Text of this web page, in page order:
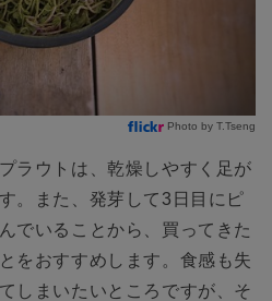
Photo by T.Tseng
ラウトは、乾燥しやすく足が
。また、発芽して3日目にピ
でいることから、買ってきた
をおすすめします。食感も失
しまいたいところですが、そ